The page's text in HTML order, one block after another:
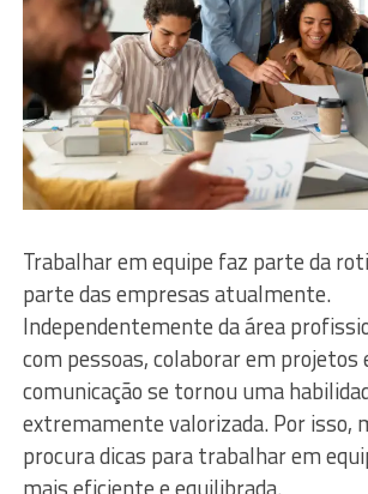
Trabalhar em equipe faz parte da
parte das empresas atualmente.
Independentemente da área
com pessoas, colaborar em projetos
comunicação se tornou uma
extremamente valorizada. Por isso,
procura dicas para trabalhar em